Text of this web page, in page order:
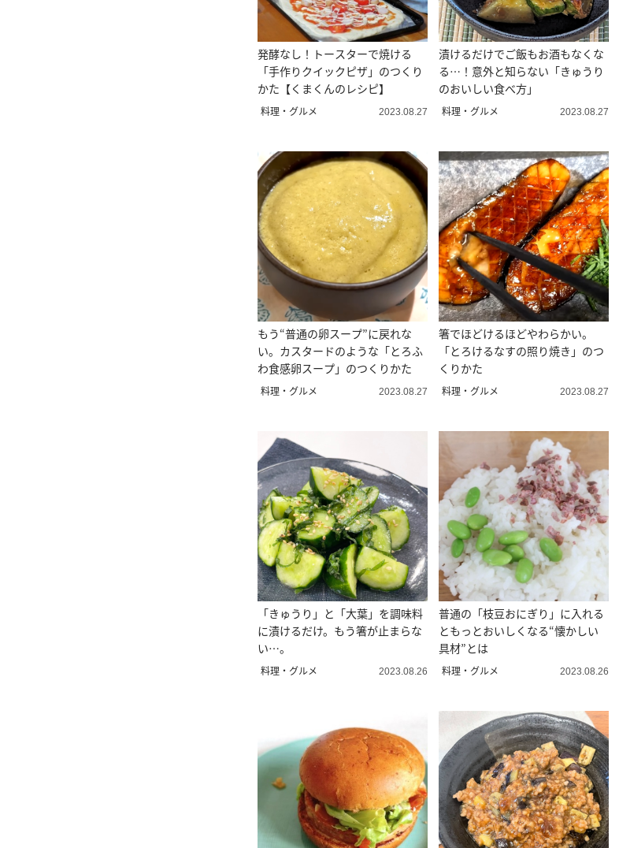
発酵なし！トースターで焼ける
「手作りクイックピザ」のつくり
かた【くまくんのレシピ】
料理・グルメ 2023.08.27
漬けるだけでご飯もお酒もなくな
る…！意外と知らない「きゅうり
のおいしい食べ方」
料理・グルメ 2023.08.27
もう“普通の卵スープ”に戻れな
い。カスタードのような「とろふ
わ食感卵スープ」のつくりかた
料理・グルメ 2023.08.27
箸でほどけるほどやわらかい。
「とろけるなすの照り焼き」のつ
くりかた
料理・グルメ 2023.08.27
「きゅうり」と「大葉」を調味料
に漬けるだけ。もう箸が止まらな
い…。
料理・グルメ 2023.08.26
普通の「枝豆おにぎり」に入れる
ともっとおいしくなる“懐かしい
具材”とは
料理・グルメ 2023.08.26